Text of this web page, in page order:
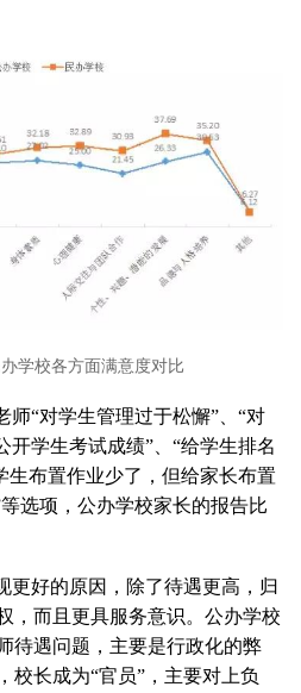
学校各方面满意度对比
师“对学生管理过于松懈”、“对
开学生考试成绩”、“给学生排名
生布置作业少了，但给家长布置
选项，公办学校家长的报告比
更好的原因，除了待遇更高，归
，而且更具服务意识。公办学校
待遇问题，主要是行政化的弊
校长成为“官员”，主要对上负